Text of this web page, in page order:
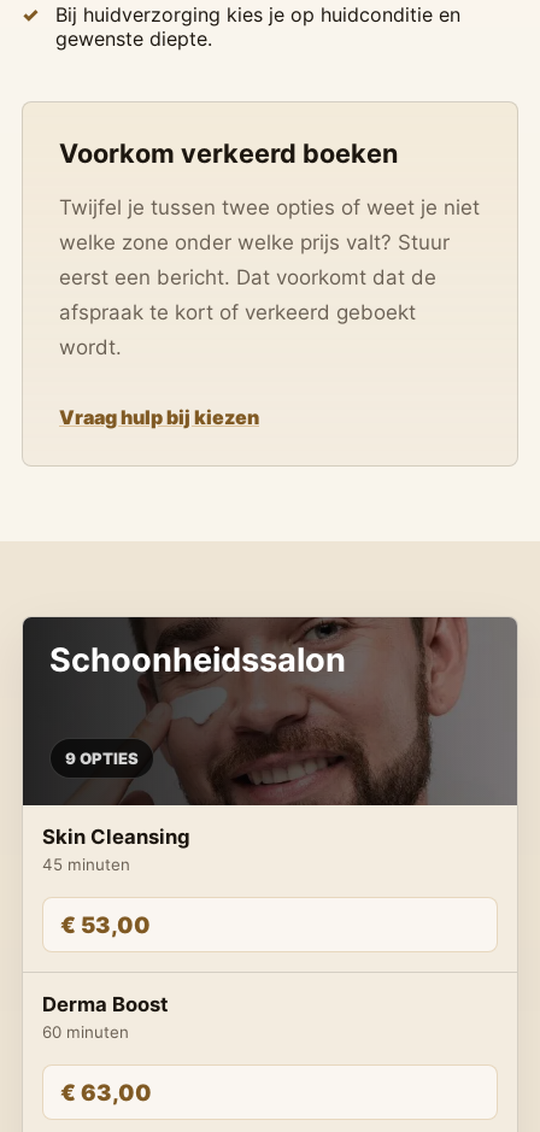
Bij huidverzorging kies je op huidconditie en
gewenste diepte.
Voorkom verkeerd boeken
Twijfel je tussen twee opties of weet je niet
welke zone onder welke prijs valt? Stuur
eerst een bericht. Dat voorkomt dat de
afspraak te kort of verkeerd geboekt
wordt.
Vraag hulp bij kiezen
Schoonheidssalon
9 OPTIES
Skin Cleansing
45 minuten
€ 53,00
Derma Boost
60 minuten
€ 63,00